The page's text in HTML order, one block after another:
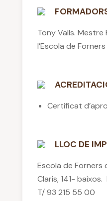
Tony Valls.
l’Escola de
Certificat
LLOC DE
Escola de Forners
Claris, 141- baixos.
T/ 93 215 55 00